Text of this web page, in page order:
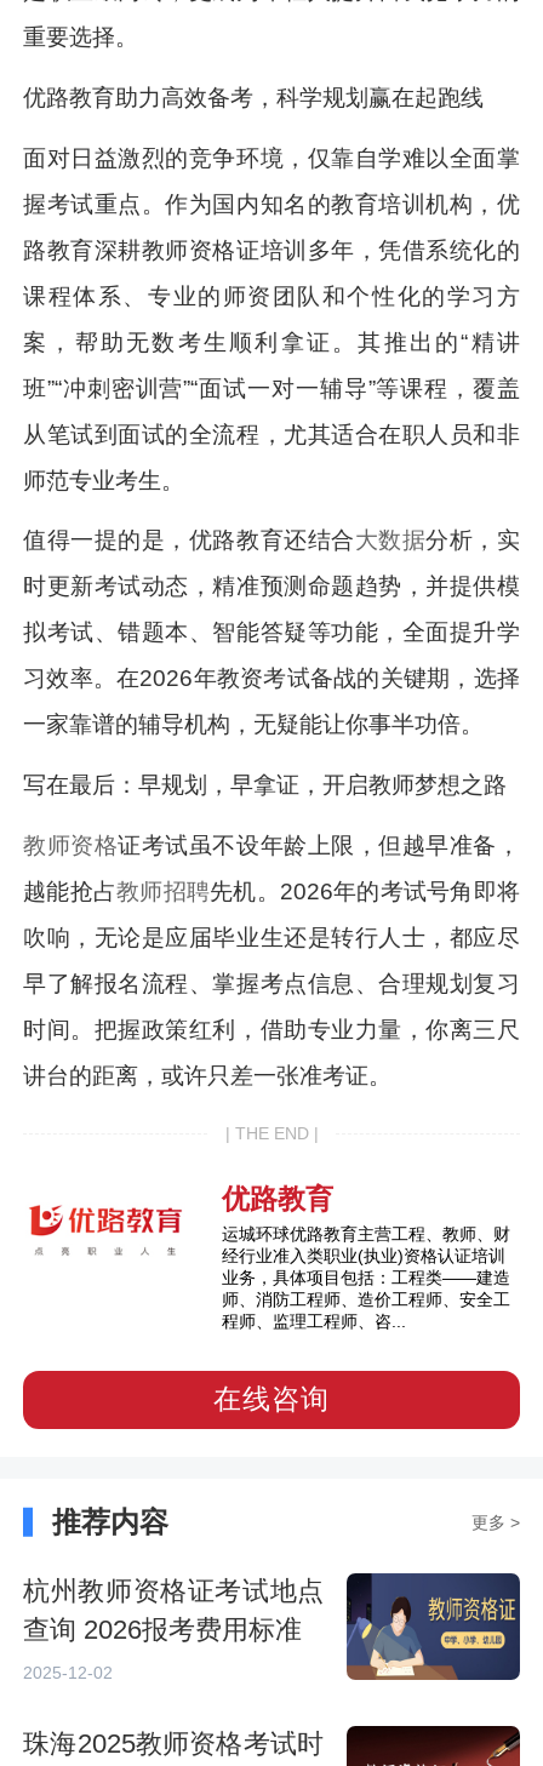
重要选择。
优路教育助力高效备考，科学规划赢在起跑线
面对日益激烈的竞争环境，仅靠自学难以全面掌
握考试重点。作为国内知名的教育培训机构，优
路教育深耕教师资格证培训多年，凭借系统化的
课程体系、专业的师资团队和个性化的学习方
案，帮助无数考生顺利拿证。其推出的“精讲
班”“冲刺密训营”“面试一对一辅导”等课程，覆盖
从笔试到面试的全流程，尤其适合在职人员和非
师范专业考生。
值得一提的是，优路教育还结合大数据分析，实
时更新考试动态，精准预测命题趋势，并提供模
拟考试、错题本、智能答疑等功能，全面提升学
习效率。在2026年教资考试备战的关键期，选择
一家靠谱的辅导机构，无疑能让你事半功倍。
写在最后：早规划，早拿证，开启教师梦想之路
教师资格证考试虽不设年龄上限，但越早准备，
越能抢占教师招聘先机。2026年的考试号角即将
吹响，无论是应届毕业生还是转行人士，都应尽
早了解报名流程、掌握考点信息、合理规划复习
时间。把握政策红利，借助专业力量，你离三尺
讲台的距离，或许只差一张准考证。
| THE END |
优路教育
运城环球优路教育主营工程、教师、财
经行业准入类职业(执业)资格认证培训
业务，具体项目包括：工程类——建造
师、消防工程师、造价工程师、安全工
程师、监理工程师、咨...
在线咨询
推荐内容 更多 >
杭州教师资格证考试地点
查询 2026报考费用标准
2025-12-02
珠海2025教师资格考试时